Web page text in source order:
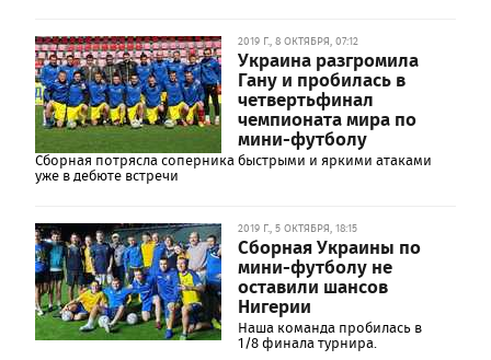
2019 Г., 8 ОКТЯБРЯ, 07:12
Украина разгромила
Гану и пробилась в
четвертьфинал
чемпионата мира по
мини-футболу
Сборная потрясла соперника быстрыми и яркими атаками
уже в дебюте встречи
2019 Г., 5 ОКТЯБРЯ, 18:15
Сборная Украины по
мини-футболу не
оставили шансов
Нигерии
Наша команда пробилась в
1/8 финала турнира.